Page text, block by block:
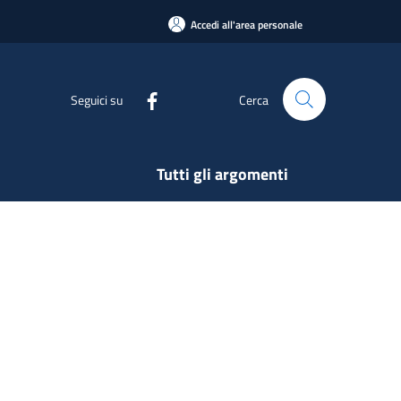
Accedi all'area personale
Seguici su Cerca
Tutti gli argomenti